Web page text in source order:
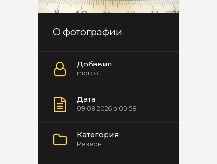
О фотографии
Добавил
morcot
Дата
09.08.2026 в 00:58
Категория
Резерв